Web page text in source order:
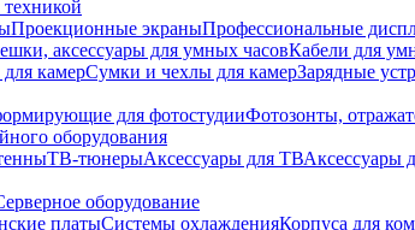
техникой
Проекционные экраныПрофессиональные
аксессуары для умных часовКабели для
камерСумки и чехлы для камерЗарядные
для фотостудииФотозонты,
оборудования
ТВ-тюнерыАксессуары для ТВАксессуары
оборудование
платыСистемы охлажденияКорпуса для